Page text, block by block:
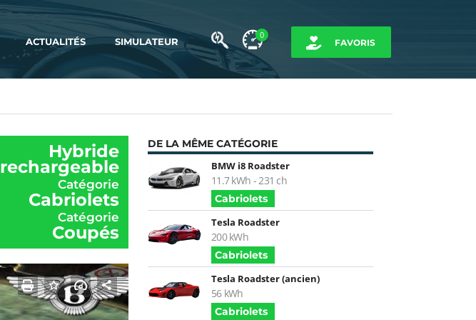
FAVORIS
0
ACTUALITÉS SIMULATEUR
Hybride
rechargeable
Catégorie
Cabriolets
Catégorie
Coupés
DE LA MÊME CATÉGORIE
BMW i8 Roadster
11.7 kWh - 231 ch
Cabriolets
Tesla Roadster
200 kWh
Cabriolets
Tesla Roadster (ancien)
56 kWh
Cabriolets